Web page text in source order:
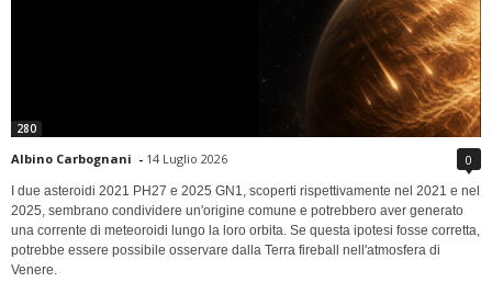
280
Albino Carbognani - 14 Luglio 2026 0
I due asteroidi 2021 PH27 e 2025 GN1, scoperti rispettivamente nel 2021 e nel
2025, sembrano condividere un'origine comune e potrebbero aver generato
una corrente di meteoroidi lungo la loro orbita. Se questa ipotesi fosse corretta,
potrebbe essere possibile osservare dalla Terra fireball nell'atmosfera di
Venere.